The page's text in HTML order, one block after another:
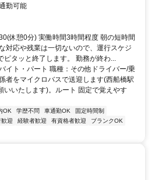
勤可能
休憩0分) 実働時間3時間程度 朝の短時間
対応や残業は一切ないので、運行スケジ
ピタッと終了します。 勤務が終わ...
イト・パート 職種：その他ドライバー/乗
者をマイクロバスで送迎します(西船橋駅
いいたします)。ルート 固定で覚えやす
OK 学歴不問 車通勤OK
固定時間制
迎 経験者歓迎 有資格者歓迎
ブランクOK